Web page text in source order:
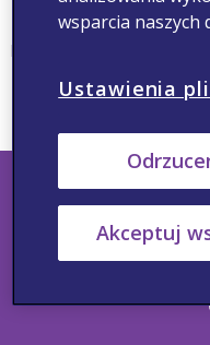
Nie znaleziono strony
Nie możemy znaleźć
linków poniżej:
Strona główna
wsparcia naszych
Ustawienia
Akceptuj